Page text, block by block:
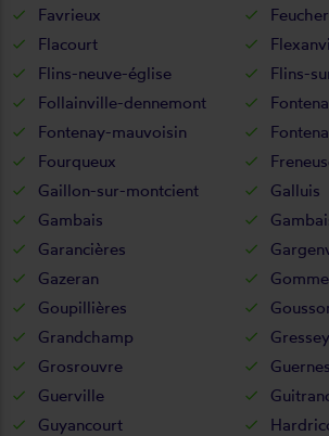
Favrieux
Flacourt
Flins-neuve-église
Flins-
Follainville-dennemont
Fontenay-mauvoisin
Fourqueux
Gaillon-sur-montcient
Galluis
Gambais
Garancières
Gazeran
Goupillières
Grandchamp
Gressey
Grosrouvre
Guernes
Guerville
Guyancourt